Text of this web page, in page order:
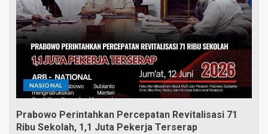
NASIONAL
Prabowo Perintahkan Percepatan Revitalisasi 71
Ribu Sekolah, 1,1 Juta Pekerja Terserap